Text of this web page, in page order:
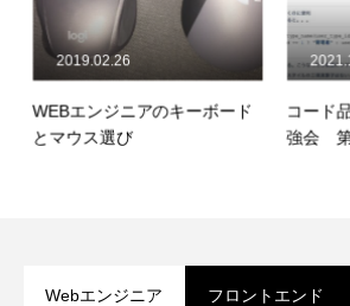
WEBエンジニアのキーボード
とマウス選び
2019.02.26
コード
強会 第
Webエンジニア フロントエンド